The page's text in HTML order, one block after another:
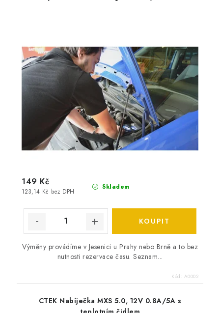
Skladem
123,14 Kč bez DPH
149 Kč
Výměny provádíme v Jesenici u Prahy nebo Brně a to bez
nutnosti rezervace času. Seznam...
Kód: A0002
CTEK Nabíječka MXS 5.0, 12V 0.8A/5A s